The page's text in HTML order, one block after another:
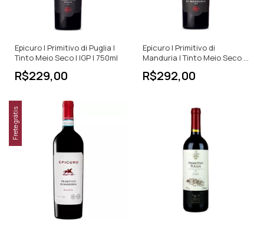
Epicuro | Primitivo di Puglia |
Tinto Meio Seco | IGP | 750ml
R$229,00
Epicuro | Primitivo di
Manduria | Tinto Meio Seco |
750ml
R$292,00
Frete grátis